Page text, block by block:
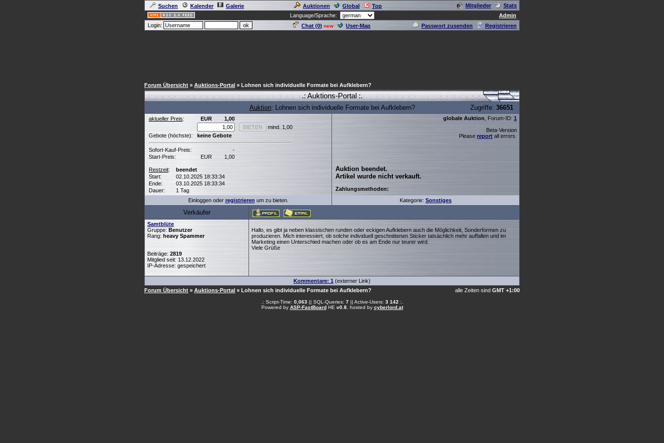
Suchen Kalender Galerie Auktionen Global Top Mitglieder
Stats
Language/Sprache:
Admin
Login:
Chat (0) new User-Map Passwort zusenden Registrieren
Forum Übersicht » Auktions-Portal » Lohnen sich individuelle Formate bei Aufklebern?
.: Auktions-Portal :.
Auktion: Lohnen sich individuelle Formate bei Aufklebern? Zugriffe: 36651
aktueller Preis: EUR
1,00
mind. 1,00
Gebote (höchste):
keine Gebote
Sofort-Kauf-Preis:
-
Start-Preis:
EUR 1,00
Restzeit:
beendet
Start:
02.10.2025 18:33:34
Ende:
03.10.2025 18:33:34
Dauer:
1 Tag
globale Auktion , Forum-ID: 1
Beta-Version
Please report all errors.
Auktion beendet.
Artikel wurde nicht verkauft.
Zahlungsmethoden:
Einloggen oder registrieren um zu bieten. Kategorie: Sonstiges
Verkäufer
Samtblüte
Gruppe: Benutzer
Rang: heavy Spammer
Beiträge: 2819
Mitglied seit: 13.12.2022
IP-Adresse: gespeichert
Hallo, es gibt ja neben klassischen runden oder eckigen Aufklebern auch die Möglichkeit, Sonderformen zu
produzieren. Mich interessiert, ob solche individuell geschnittenen Sticker tatsächlich mehr auffallen und im
Marketing einen Unterschied machen oder ob es am Ende nur teurer wird.
Viele Grüße
Kommentare: 1 (externer Link)
Forum Übersicht » Auktions-Portal » Lohnen sich individuelle Formate bei Aufklebern? alle Zeiten sind GMT +1:00
.: Script-Time: 0,063 || SQL-Queries: 7|| Active-Users: 3 142 :.
Powered by ASP-FastBoardHE v0.8, hosted by cyberlord.at